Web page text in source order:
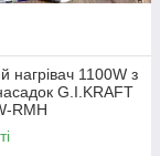
нагрівач 1100W з
G.I.KRAFT
RMH